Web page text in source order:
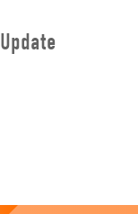
Update